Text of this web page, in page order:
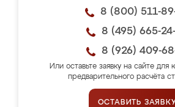
8 (800) 511-
8 (495) 665-
8 (926) 409-
Или оставьте заявку на сайте для
предварительного расчёта
ОСТАВИТЬ ЗАЯВКУ